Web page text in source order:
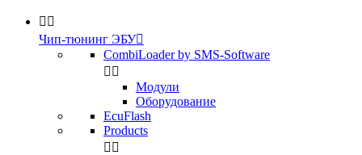
 
Чип-тюнинг ЭБУ
CombiLoader by SMS-Software
 
Модули
Оборудование
EcuFlash
Products
 